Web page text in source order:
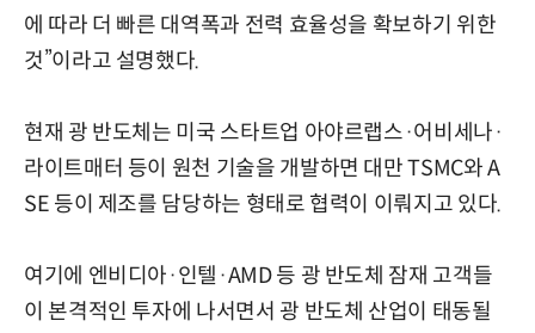
에 따라 더 빠른 대역폭과 전력 효율성을 확보하기 위한
것”이라고 설명했다.
현재 광 반도체는 미국 스타트업 아야르랩스·어비세나·
라이트매터 등이 원천 기술을 개발하면 대만 TSMC와 A
SE 등이 제조를 담당하는 형태로 협력이 이뤄지고 있다.
여기에 엔비디아·인텔·AMD 등 광 반도체 잠재 고객들
이 본격적인 투자에 나서면서 광 반도체 산업이 태동될